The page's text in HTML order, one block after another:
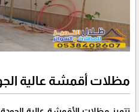
مظلات أقمشة عالية